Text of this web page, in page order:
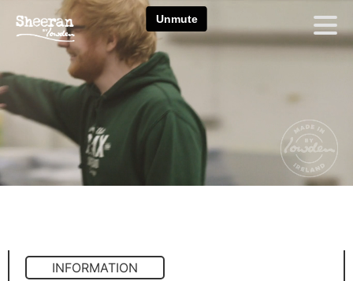
INFORMATION